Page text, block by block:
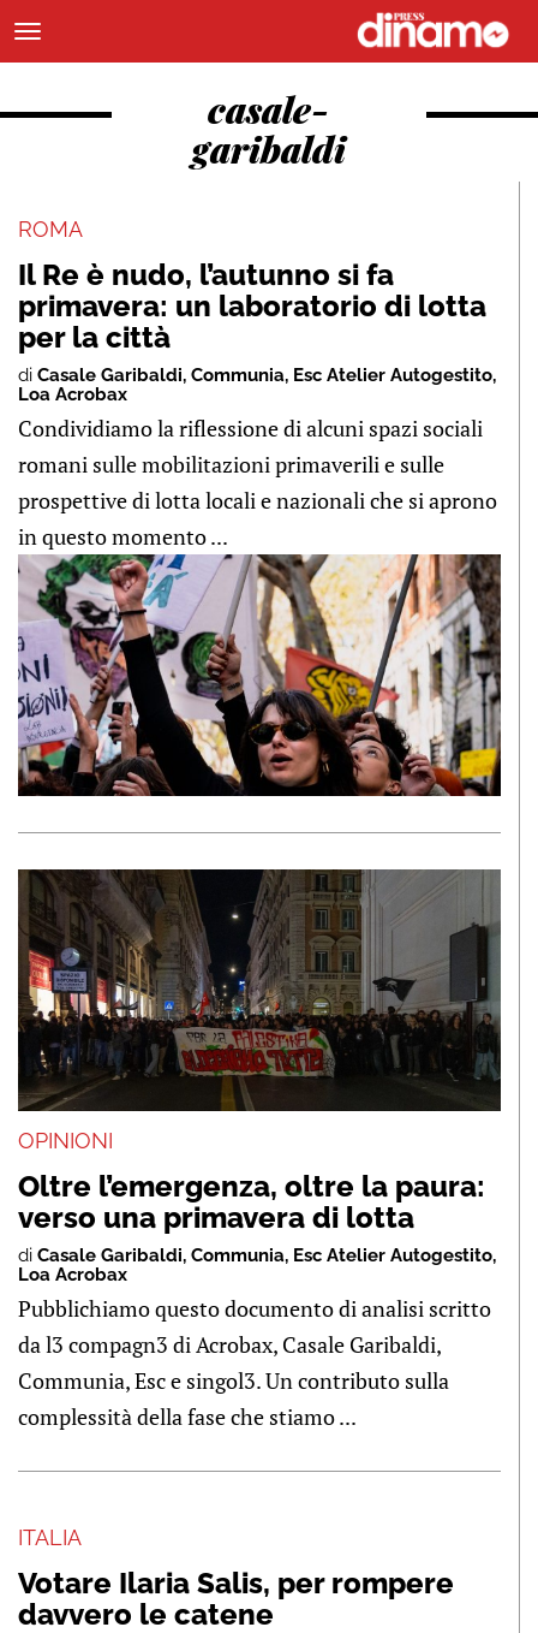
casale-
garibaldi
ROMA
Il Re è nudo, l’autunno si fa
primavera: un laboratorio di lotta
per la città
di Casale Garibaldi, Communia, Esc Atelier Autogestito,
Loa Acrobax
Condividiamo la riflessione di alcuni spazi sociali
romani sulle mobilitazioni primaverili e sulle
prospettive di lotta locali e nazionali che si aprono
in questo momento ...
OPINIONI
Oltre l’emergenza, oltre la paura:
verso una primavera di lotta
di Casale Garibaldi, Communia, Esc Atelier Autogestito,
Loa Acrobax
Pubblichiamo questo documento di analisi scritto
da l3 compagn3 di Acrobax, Casale Garibaldi,
Communia, Esc e singol3. Un contributo sulla
complessità della fase che stiamo ...
ITALIA
Votare Ilaria Salis, per rompere
davvero le catene